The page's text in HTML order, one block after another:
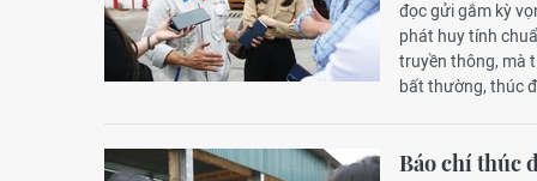
đọc gửi gắm kỳ
phát huy tính
truyền thông, mà
bất thường, thúc
Báo chí thúc